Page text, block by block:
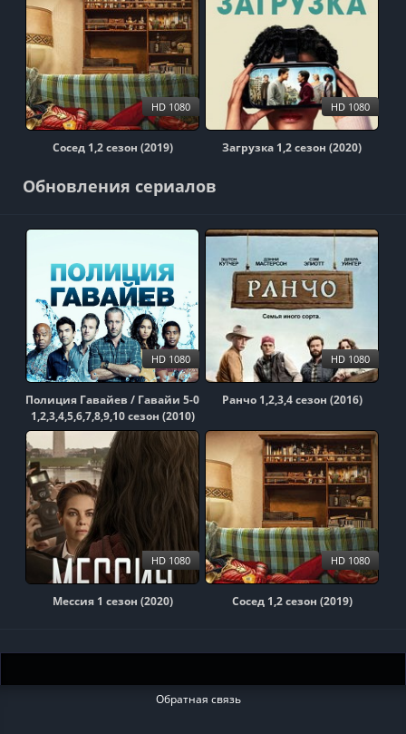
Сосед 1,2 сезон (2019)
HD 1080
Загрузка 1,2 сезон (2020)
HD 1080
Обновления сериалов
Полиция Гавайев / Гавайи 5-0
1,2,3,4,5,6,7,8,9,10 сезон (2010)
HD 1080
Ранчо 1,2,3,4 сезон (2016)
HD 1080
Мессия 1 сезон (2020)
HD 1080
Сосед 1,2 сезон (2019)
HD 1080
Обратная связь